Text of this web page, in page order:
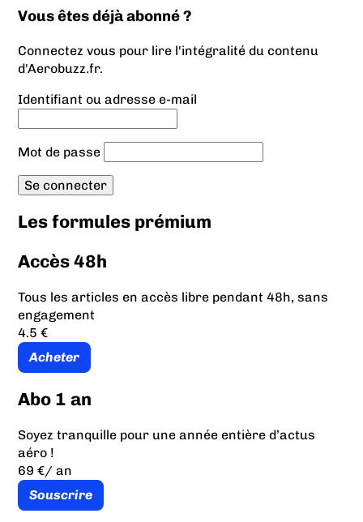
Vous êtes déjà abonné ?
Connectez vous pour lire l'intégralité du contenu
d'Aerobuzz.fr.
Identifiant ou adresse e-mail
Mot de passe
Les formules prémium
Accès 48h
Tous les articles en accès libre pendant 48h, sans
engagement
4.5 €
Acheter
Abo 1 an
Soyez tranquille pour une année entière d’actus
aéro !
69 €/ an
Souscrire